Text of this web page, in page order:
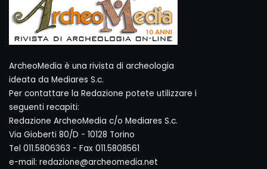
ArcheoMedia è una rivista di archeologia
ideata da Mediares S.c.
Per contattare la Redazione potete utilizzare i
seguenti recapiti:
Redazione ArcheoMedia c/o Mediares S.c.
Via Gioberti 80/D - 10128 Torino
Tel 011.5806363 - Fax 011.5808561
e-mail: redazione@archeomedia.net